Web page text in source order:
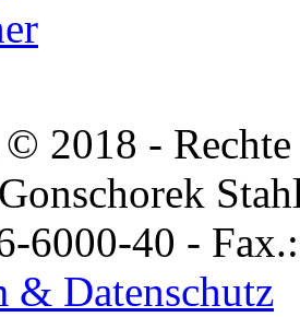
2018 -
6000-40 -
& Datenschutz